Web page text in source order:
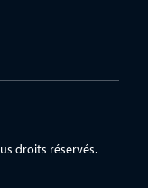
droits réservés.